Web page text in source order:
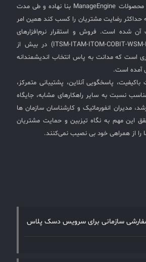
نوین تحت وب، به ویژه محصولات ManageEngine بنا نهاده و طی مدت
حداکثر رضایت مشتریان را کسب کند همین امر
شده است. فروش و استقرار نرم‌افزارهای
حوزه‌ی(ITSM-ITAM-ITOM-COBIT-WSM-ISO20000-SIEM) در بیش از
است که مدانت به پاس انتخاب اندیشمندانه
آمده است.
پاسخگویی آنلاین، پشتیبانی متمرکز،
نسبت به سایر راهکارهای مشابه، جایگاه
مدیران انفورماتیک و کارشناسان سازمان ها
این مهم به نگاه تیزبین و حمایت مشتریان
را از همراهی خود بی نصیب نمی‌کنند.
سفارشی سازمانی برای سرویس دسک پلاس